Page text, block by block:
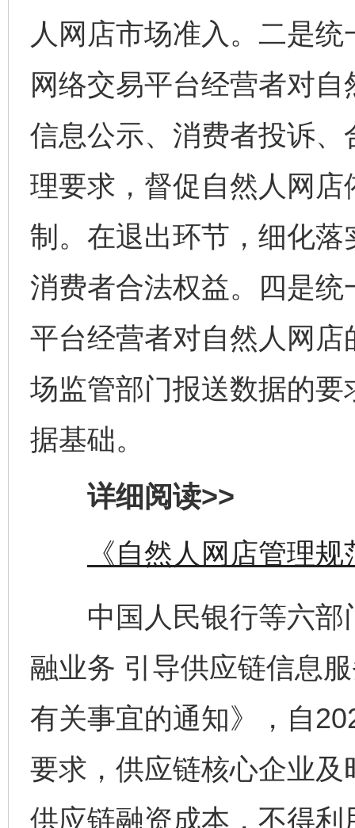
人网店市场准入。二是
网络交易平台经营者对
信息公示、消费者投诉
理要求，督促自然人网
制。在退出环节，细化
消费者合法权益。四是
平台经营者对自然人网
场监管部门报送数据的
据基础。
详细阅读>>
《自然人网店管理
中国人民银行等六部
融业务 引导供应链信息
有关事宜的通知》，自
要求，供应链核心企业
供应链融资成本，不得